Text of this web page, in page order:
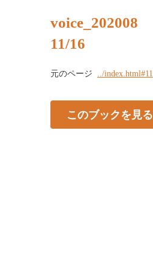
voice_202008
11/16
元のページ ../index.html#11
このブックを見る